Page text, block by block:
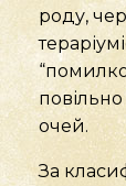
роду,
повільно
очей.
За